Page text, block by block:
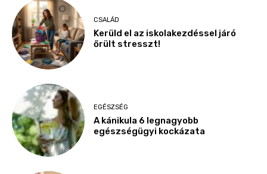
CSALÁD
Kerüld el az iskolakezdéssel járó
őrült stresszt!
EGÉSZSÉG
A kánikula 6 legnagyobb
egészségügyi kockázata